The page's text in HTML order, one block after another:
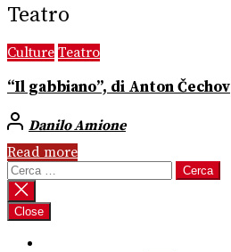
Teatro
Culture Teatro
“Il gabbiano”, di Anton Čechov
Danilo Amione
Read more
Ricerca
per:
Close